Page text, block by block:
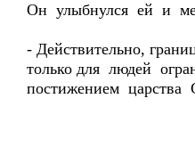
Он улыбнулся ей и
- Действительно,
только для людей
постижением